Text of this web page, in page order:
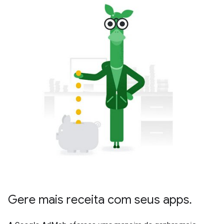
Gere mais receita com seus apps.